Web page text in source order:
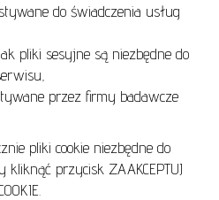
do świadczenia usług
pliki sesyjne są niezbędne do
przez firmy badawcze
pliki cookie niezbędne do
przycisk ZAAKCEPTUJ